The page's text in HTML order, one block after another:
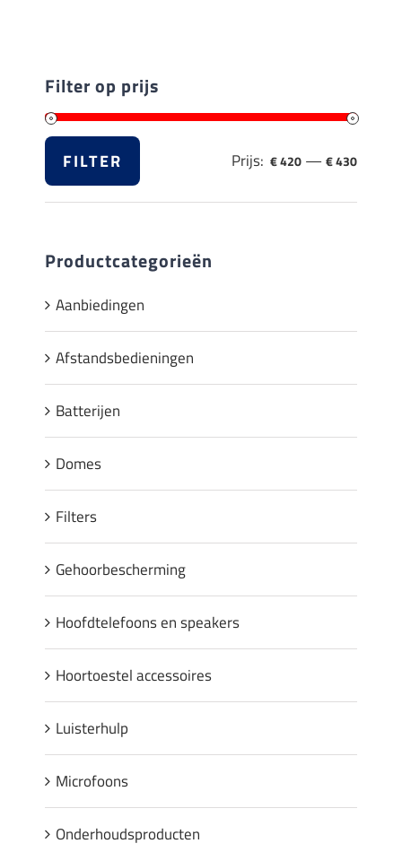
Filter op prijs
Min.
prijs
Max.
prijs
FILTER Prijs: € 420 —€ 430
Productcategorieën
Aanbiedingen
Afstandsbedieningen
Batterijen
Domes
Filters
Gehoorbescherming
Hoofdtelefoons en speakers
Hoortoestel accessoires
Luisterhulp
Microfoons
Onderhoudsproducten